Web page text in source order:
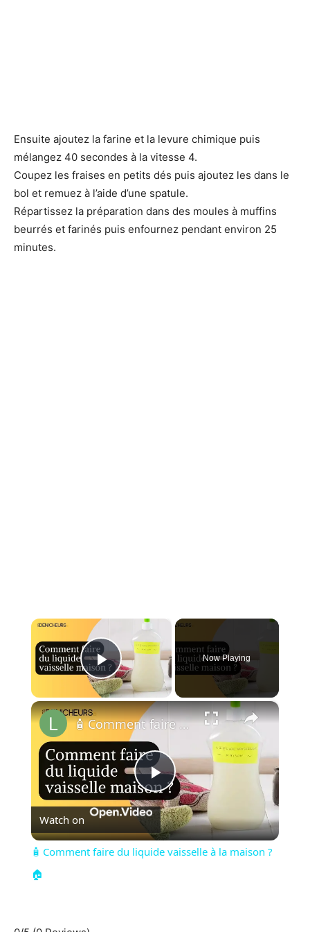
Ensuite ajoutez la farine et la levure chimique puis
mélangez 40 secondes à la vitesse 4.
Coupez les fraises en petits dés puis ajoutez les dans le
bol et remuez à l’aide d’une spatule.
Répartissez la préparation dans des moules à muffins
beurrés et farinés puis enfournez pendant environ 25
minutes.
Play Video
Now Playing
×
Play
Video
🧴 Comment faire du liquide vaisselle à la maison ?🏠
Watch on
🧴 Comment faire du liquide vaisselle à la maison ?
🏠